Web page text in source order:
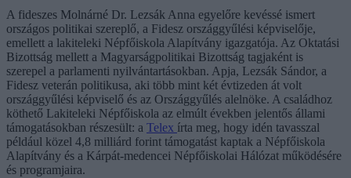
A fideszes Molnárné Dr. Lezsák Anna egyelőre kevéssé ismert
országos politikai szereplő, a Fidesz országgyűlési képviselője,
emellett a lakiteleki Népfőiskola Alapítvány igazgatója. Az Oktatási
Bizottság mellett a Magyarságpolitikai Bizottság tagjaként is
szerepel a parlamenti nyilvántartásokban. Apja, Lezsák Sándor, a
Fidesz veterán politikusa, aki több mint két évtizeden át volt
országgyűlési képviselő és az Országgyűlés alelnöke. A családhoz
köthető Lakiteleki Népfőiskola az elmúlt években jelentős állami
támogatásokban részesült: a Telex írta meg, hogy idén tavasszal
például közel 4,8 milliárd forint támogatást kaptak a Népfőiskola
Alapítvány és a Kárpát-medencei Népfőiskolai Hálózat működésére
és programjaira.